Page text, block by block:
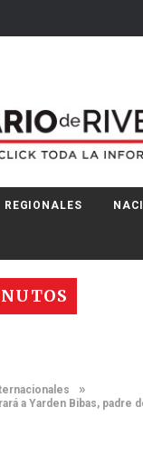
REGIONALES
»
a Yarden Bibas, padre